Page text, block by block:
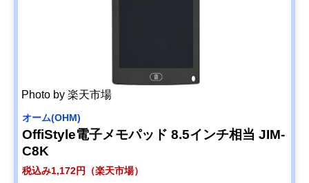
Photo by 楽天市場
オーム(OHM)
OffiStyle電子メモパッド 8.5インチ相当 JIM-
C8K
税込み1,172円（楽天市場）